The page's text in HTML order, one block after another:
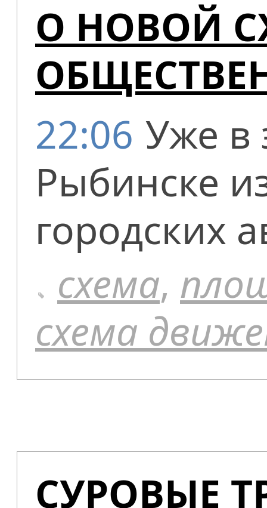
О НОВОЙ
22:06 Уже в
Рыбинске
городских
схема,
схема
СУРОВЫЕ